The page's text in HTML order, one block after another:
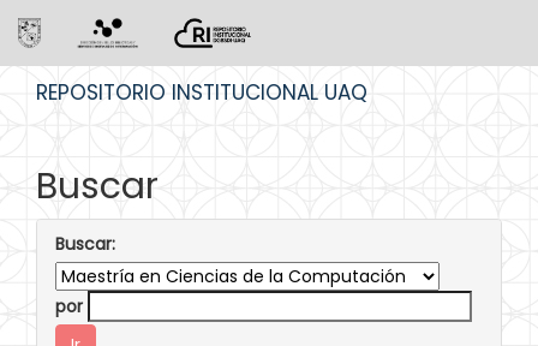
REPOSITORIO INSTITUCIONAL UAQ
Buscar
Buscar:
por